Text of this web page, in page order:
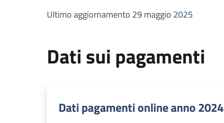
Ultimo aggiornamento 29 maggio 2025
Dati sui pagamenti
Dati pagamenti online anno 2024